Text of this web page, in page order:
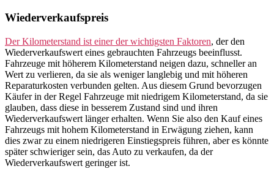
Wiederverkaufspreis
Der Kilometerstand ist einer der wichtigsten Faktoren, der den
Wiederverkaufswert eines gebrauchten Fahrzeugs beeinflusst.
Fahrzeuge mit höherem Kilometerstand neigen dazu, schneller an
Wert zu verlieren, da sie als weniger langlebig und mit höheren
Reparaturkosten verbunden gelten. Aus diesem Grund bevorzugen
Käufer in der Regel Fahrzeuge mit niedrigem Kilometerstand, da sie
glauben, dass diese in besserem Zustand sind und ihren
Wiederverkaufswert länger erhalten. Wenn Sie also den Kauf eines
Fahrzeugs mit hohem Kilometerstand in Erwägung ziehen, kann
dies zwar zu einem niedrigeren Einstiegspreis führen, aber es könnte
später schwieriger sein, das Auto zu verkaufen, da der
Wiederverkaufswert geringer ist.